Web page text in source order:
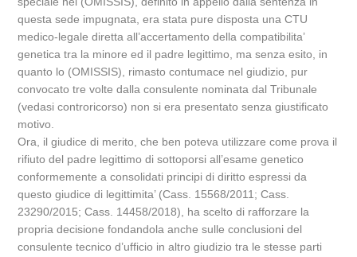
questa sede impugnata, era stata pure disposta una CTU
medico-legale diretta all’accertamento della compatibilita’
genetica tra la minore ed il padre legittimo, ma senza esito, in
quanto lo (OMISSIS), rimasto contumace nel giudizio, pur
convocato tre volte dalla consulente nominata dal Tribunale
(vedasi controricorso) non si era presentato senza giustificato
motivo.
Ora, il giudice di merito, che ben poteva utilizzare come prova il
rifiuto del padre legittimo di sottoporsi all’esame genetico
conformemente a consolidati principi di diritto espressi da
questo giudice di legittimita’ (Cass. 15568/2011; Cass.
23290/2015; Cass. 14458/2018), ha scelto di rafforzare la
propria decisione fondandola anche sulle conclusioni del
consulente tecnico d’ufficio in altro giudizio tra le stesse parti